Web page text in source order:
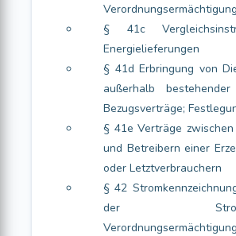
Verordnungsermächtigung
§ 41c
Energielieferungen
§ 41d Erbringung von
außerhalb
Bezugsverträge;
§ 41e Verträge
und Betreibern einer
oder Letztverbrauchern
§ 42
der
Verordnungsermächtigung